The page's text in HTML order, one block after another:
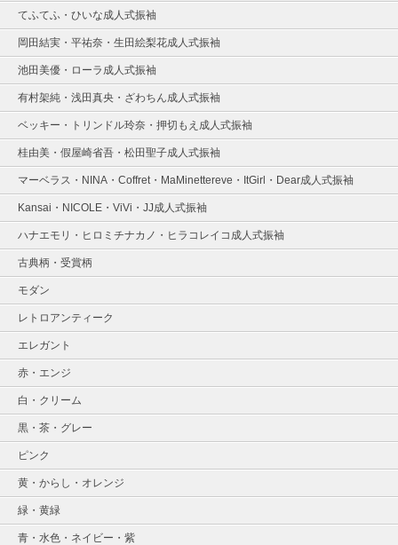
てふてふ・ひいな成人式振袖
岡田結実・平祐奈・生田絵梨花成人式振袖
池田美優・ローラ成人式振袖
有村架純・浅田真央・ざわちん成人式振袖
ベッキー・トリンドル玲奈・押切もえ成人式振袖
桂由美・假屋崎省吾・松田聖子成人式振袖
マーベラス・NINA・Coffret・MaMinettereve・ItGirl・Dear成人式振袖
Kansai・NICOLE・ViVi・JJ成人式振袖
ハナエモリ・ヒロミチナカノ・ヒラコレイコ成人式振袖
古典柄・受賞柄
モダン
レトロアンティーク
エレガント
赤・エンジ
白・クリーム
黒・茶・グレー
ピンク
黄・からし・オレンジ
緑・黄緑
青・水色・ネイビー・紫